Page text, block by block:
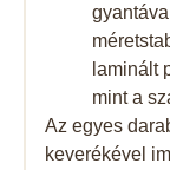
laminált
mint a
Az egyes
keverékével